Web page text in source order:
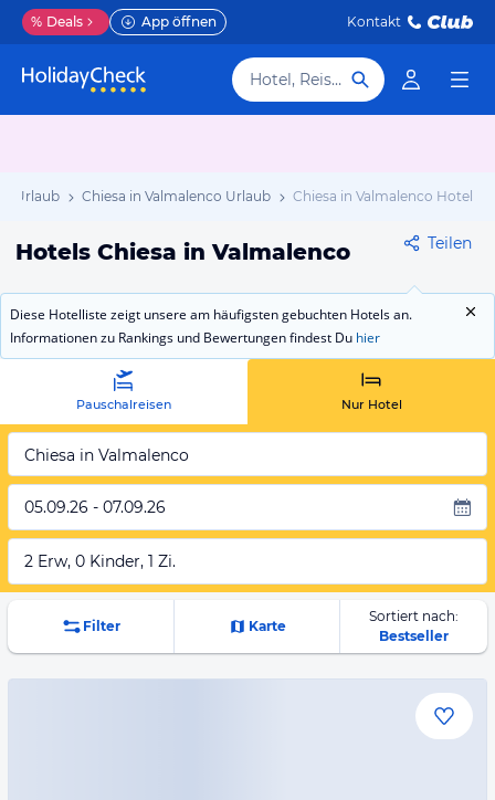
% Deals App öffnen Kontakt
Hotel, Reiseziel
Urlaub Chiesa in Valmalenco Urlaub Chiesa in Valmalenco Hotels
Hotels Chiesa in Valmalenco Teilen
Diese Hotelliste zeigt unsere am häufigsten gebuchten Hotels an.
Informationen zu Rankings und Bewertungen findest Du hier
Pauschalreisen Nur Hotel
Chiesa in Valmalenco
05.09.26 - 07.09.26
2 Erw, 0 Kinder, 1 Zi.
Filter Karte
Sortiert nach:
Bestseller